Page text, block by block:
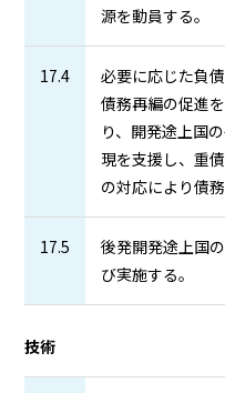
源を動員する。
17.4
必要に応じた負
債務再編の促進
り、開発途上国
現を支援し、重
の対応により債
17.5
後発開発途上国
び実施する。
技術